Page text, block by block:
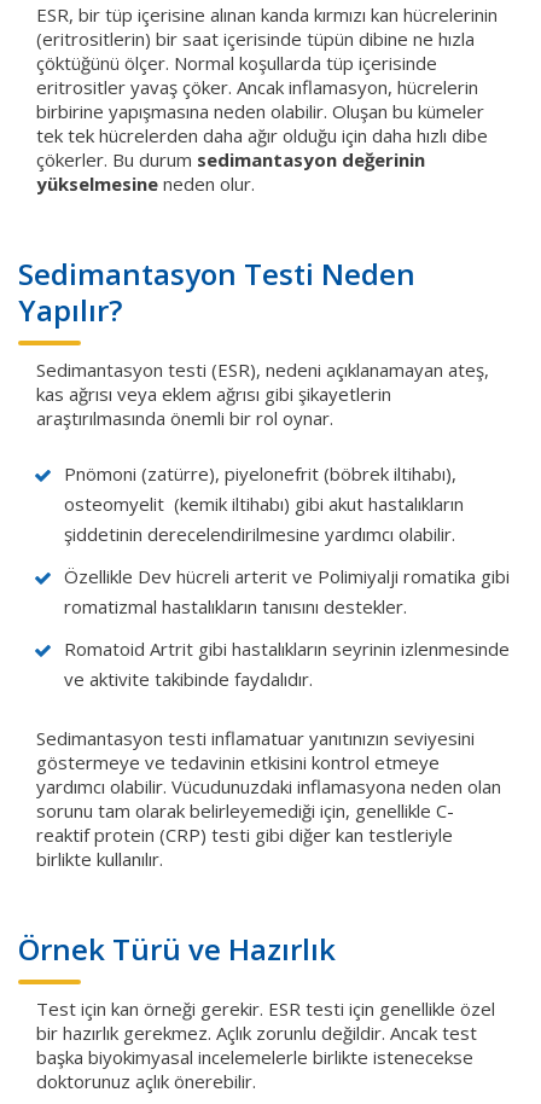
ESR, bir tüp içerisine alınan kanda kırmızı kan hücrelerinin
(eritrositlerin) bir saat içerisinde tüpün dibine ne hızla
çöktüğünü ölçer. Normal koşullarda tüp içerisinde
eritrositler yavaş çöker. Ancak inflamasyon, hücrelerin
birbirine yapışmasına neden olabilir. Oluşan bu kümeler
tek tek hücrelerden daha ağır olduğu için daha hızlı dibe
çökerler. Bu durum sedimantasyon değerinin
yükselmesine neden olur.
Sedimantasyon Testi Neden
Yapılır?
Sedimantasyon testi (ESR), nedeni açıklanamayan ateş,
kas ağrısı veya eklem ağrısı gibi şikayetlerin
araştırılmasında önemli bir rol oynar.
Pnömoni (zatürre), piyelonefrit (böbrek iltihabı),
osteomyelit (kemik iltihabı) gibi akut hastalıkların
şiddetinin derecelendirilmesine yardımcı olabilir.
Özellikle Dev hücreli arterit ve Polimiyalji romatika gibi
romatizmal hastalıkların tanısını destekler.
Romatoid Artrit gibi hastalıkların seyrinin izlenmesinde
ve aktivite takibinde faydalıdır.
Sedimantasyon testi inflamatuar yanıtınızın seviyesini
göstermeye ve tedavinin etkisini kontrol etmeye
yardımcı olabilir. Vücudunuzdaki inflamasyona neden olan
sorunu tam olarak belirleyemediği için, genellikle C-
reaktif protein (CRP) testi gibi diğer kan testleriyle
birlikte kullanılır.
Örnek Türü ve Hazırlık
Test için kan örneği gerekir. ESR testi için genellikle özel
bir hazırlık gerekmez. Açlık zorunlu değildir. Ancak test
başka biyokimyasal incelemelerle birlikte istenecekse
doktorunuz açlık önerebilir.